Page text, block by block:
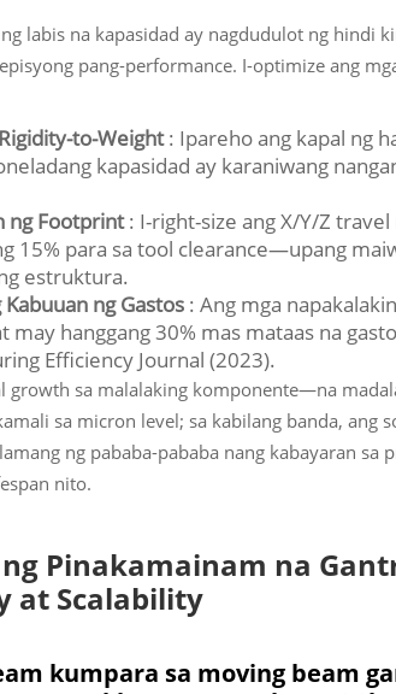
labis na kapasidad ay nagdudulot ng hindi
pang-performance. I-optimize ang
to-Weight: Ipareho ang kapal ng
kapasidad ay karaniwang
ng Footprint: I-right-size ang X/Y/Z
15% para sa tool clearance—upang
estruktura.
ng Gastos : Ang mga
may hanggang 30% mas mataas na
Efficiency Journal (2023).
growth sa malalaking komponente—na
sa micron level; sa kabilang banda, ang
ng pababa-pababa nang kabayaran sa
nito.
Pinakamainam na
at Scalability
kumpara sa moving beam